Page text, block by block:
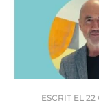
ESCRIT EL 22